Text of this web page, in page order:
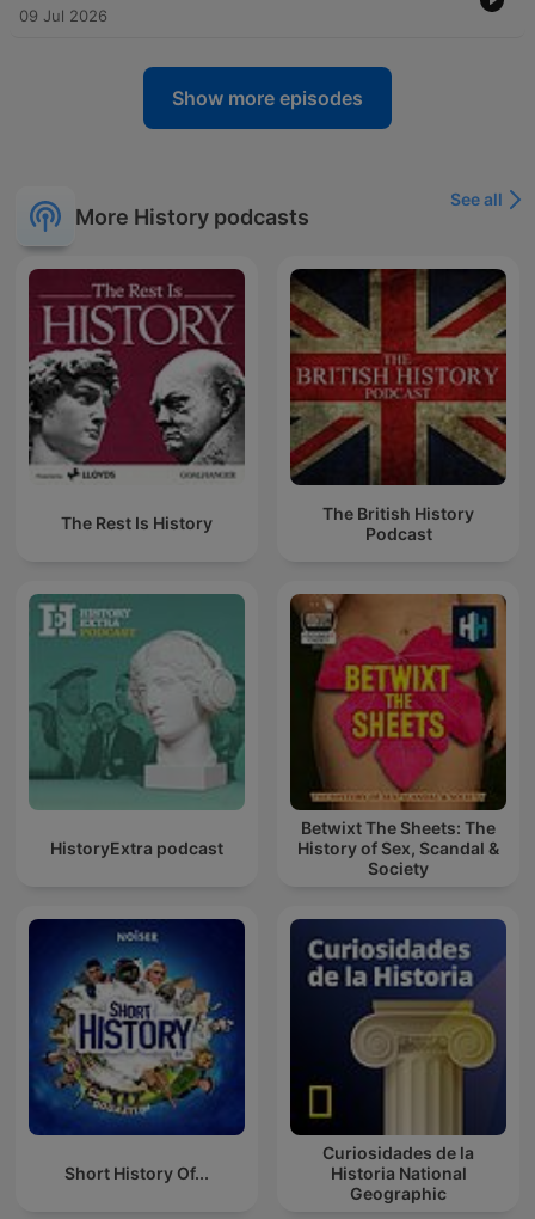
09 Jul 2026
Show more episodes
More History podcasts
See all
The Rest Is History
The British History
Podcast
HistoryExtra podcast
Betwixt The Sheets: The
History of Sex, Scandal &
Society
Short History Of...
Curiosidades de la
Historia National
Geographic